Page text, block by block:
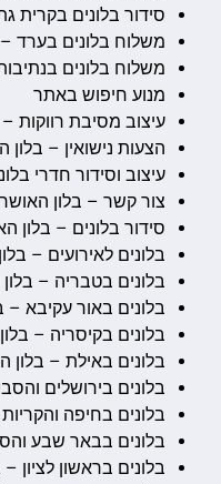
סידור בלונים בקרית
משלוח בלונים בערד
משלוח בלונים
מנוע חיפוש באתר
עיצוב מסיבת רווקות
הצעות נישואין – בלון
עיצוב וסידור חדרי
צור קשר – בלון האושר
סידור בלונים – בלון
בלונים לאירועים –
בלונים בטבריה –
בלונים באור עקיבא –
בלונים בקיסריה –
בלונים באילת – בלון
בלונים בירושלים
בלונים בחיפה
בלונים בבאר שבע
בלונים בראשון לציון